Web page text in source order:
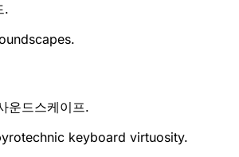
.
운드스케이프.
keyboard virtuosity.